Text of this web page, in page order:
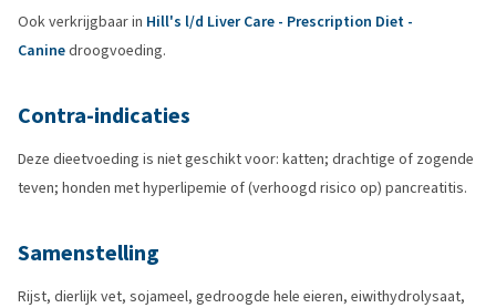
Ook verkrijgbaar in Hill's l/d Liver Care - Prescription Diet -
Caninedroogvoeding.
Contra-indicaties
Deze dieetvoeding is niet geschikt voor: katten; drachtige of zogende
teven; honden met hyperlipemie of (verhoogd risico op) pancreatitis.
Samenstelling
Rijst, dierlijk vet, sojameel, gedroogde hele eieren, eiwithydrolysaat,